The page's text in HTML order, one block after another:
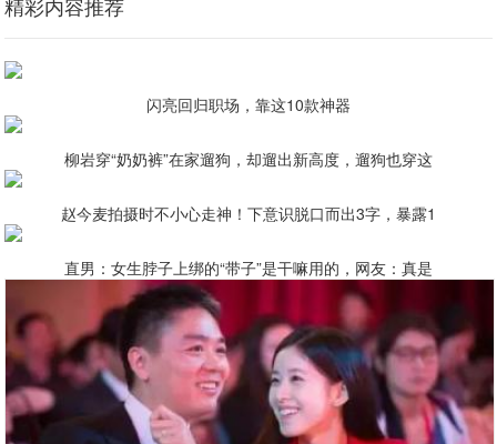
精彩内容推荐
闪亮回归职场，靠这10款神器
柳岩穿“奶奶裤”在家遛狗，却遛出新高度，遛狗也穿这
赵今麦拍摄时不小心走神！下意识脱口而出3字，暴露1
直男：女生脖子上绑的“带子”是干嘛用的，网友：真是